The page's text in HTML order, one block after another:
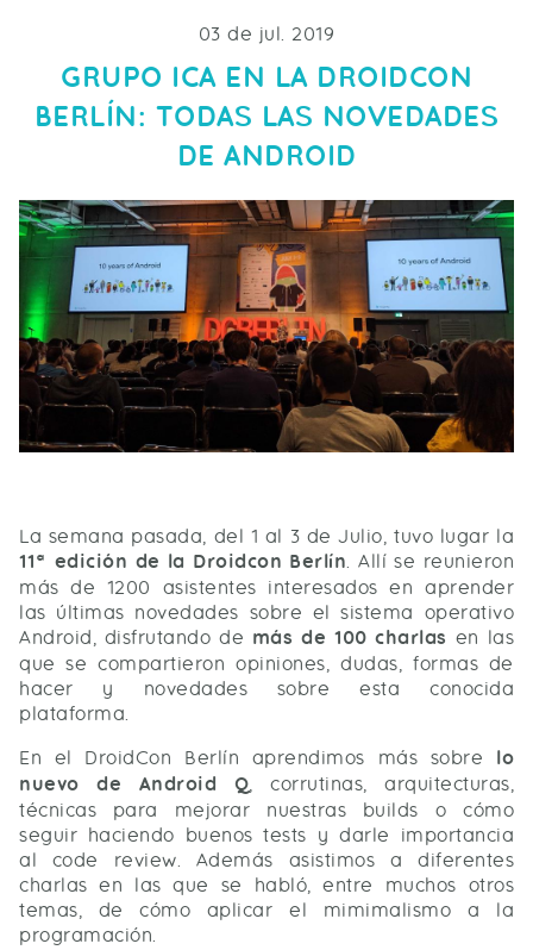
03 de jul. 2019
GRUPO ICA EN LA DROIDCON
BERLÍN: TODAS LAS NOVEDADES
DE ANDROID
La semana pasada, del 1 al 3 de Julio, tuvo lugar la
11ª edición de la Droidcon Berlín. Allí se reunieron
más de 1200 asistentes interesados en aprender
las últimas novedades sobre el sistema operativo
Android, disfrutando de más de 100 charlas en las
que se compartieron opiniones, dudas, formas de
hacer y novedades sobre esta conocida
plataforma.
En el DroidCon Berlín aprendimos más sobre lo
nuevo de Android Q, corrutinas, arquitecturas,
técnicas para mejorar nuestras builds o cómo
seguir haciendo buenos tests y darle importancia
al code review. Además asistimos a diferentes
charlas en las que se habló, entre muchos otros
temas, de cómo aplicar el mimimalismo a la
programación.